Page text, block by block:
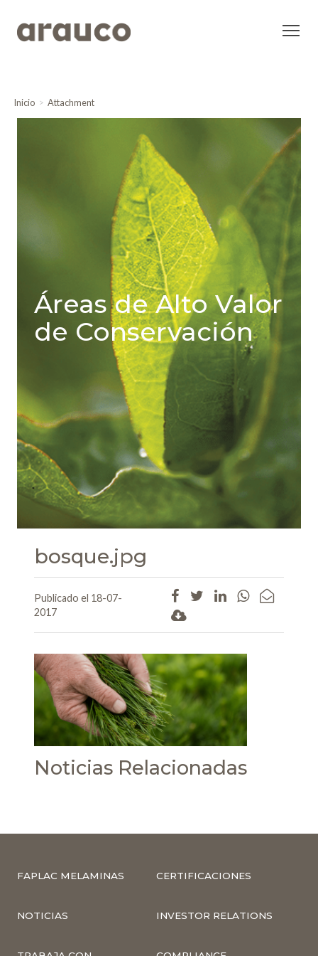
Inicio Attachment
Áreas de Alto Valor
de Conservación
bosque.jpg
Publicado el 18-07-
2017
Noticias Relacionadas
FAPLAC MELAMINAS CERTIFICACIONES
NOTICIAS INVESTOR RELATIONS